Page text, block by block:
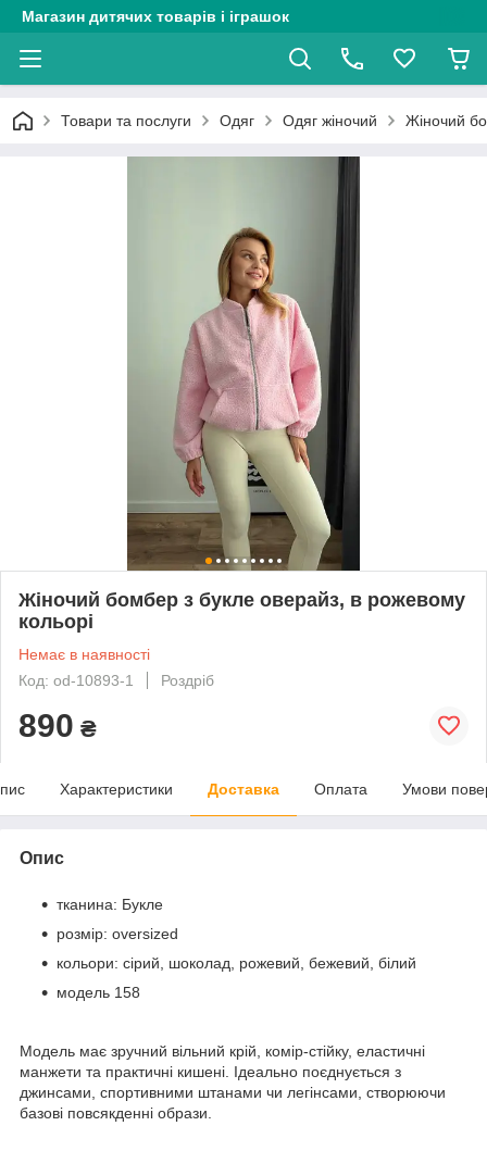
Магазин дитячих товарів і іграшок
Товари та послуги Одяг Одяг жіночий Жіночий
Жіночий бомбер з букле оверайз, в рожевому
кольорі
Немає в наявності
Код: od-10893-1
Роздріб
890 ₴
Характеристики Доставка Оплата Умови
Опис
тканина: Букле
розмір: oversized
кольори: сірий, шоколад, рожевий, бежевий, білий
модель 158
Модель має зручний вільний крій, комір-стійку, еластичні
манжети та практичні кишені. Ідеально поєднується з
джинсами, спортивними штанами чи легінсами, створюючи
базові повсякденні образи.